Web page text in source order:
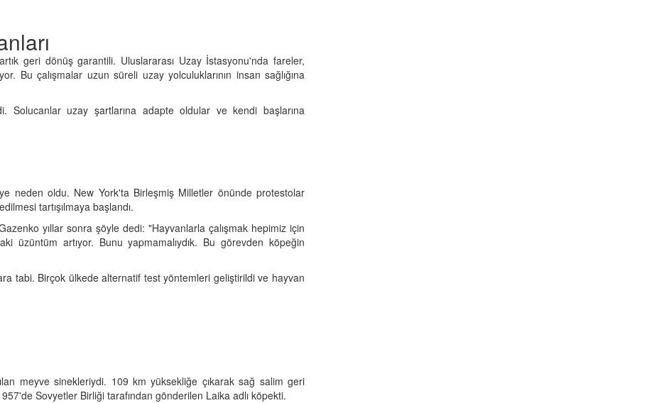
geri dönüş garantili. Uluslararası Uzay İstasyonu'nda fareler,
Bu çalışmalar uzun süreli uzay yolculuklarının insan sağlığına
Solucanlar uzay şartlarına adapte oldular ve kendi başlarına
neden oldu. New York'ta Birleşmiş Milletler önünde protestolar
tartışılmaya başlandı.
yıllar sonra şöyle dedi: "Hayvanlarla çalışmak hepimiz için
üzüntüm artıyor. Bunu yapmamalıydık. Bu görevden köpeğin
tabi. Birçok ülkede alternatif test yöntemleri geliştirildi ve hayvan
meyve sinekleriydi. 109 km yüksekliğe çıkarak sağ salim geri
Sovyetler Birliği tarafından gönderilen Laika adlı köpekti.